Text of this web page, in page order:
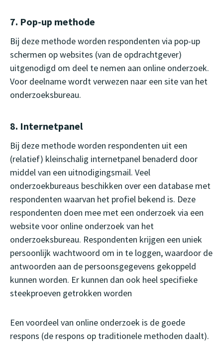
7. Pop-up methode
Bij deze methode worden respondenten via pop-up
schermen op websites (van de opdrachtgever)
uitgenodigd om deel te nemen aan online onderzoek.
Voor deelname wordt verwezen naar een site van het
onderzoeksbureau.
8. Internetpanel
Bij deze methode worden respondenten uit een
(relatief) kleinschalig internetpanel benaderd door
middel van een uitnodigingsmail. Veel
onderzoekbureaus beschikken over een database met
respondenten waarvan het profiel bekend is. Deze
respondenten doen mee met een onderzoek via een
website voor online onderzoek van het
onderzoeksbureau. Respondenten krijgen een uniek
persoonlijk wachtwoord om in te loggen, waardoor de
antwoorden aan de persoonsgegevens gekoppeld
kunnen worden. Er kunnen dan ook heel specifieke
steekproeven getrokken worden
Een voordeel van online onderzoek is de goede
respons (de respons op traditionele methoden daalt).